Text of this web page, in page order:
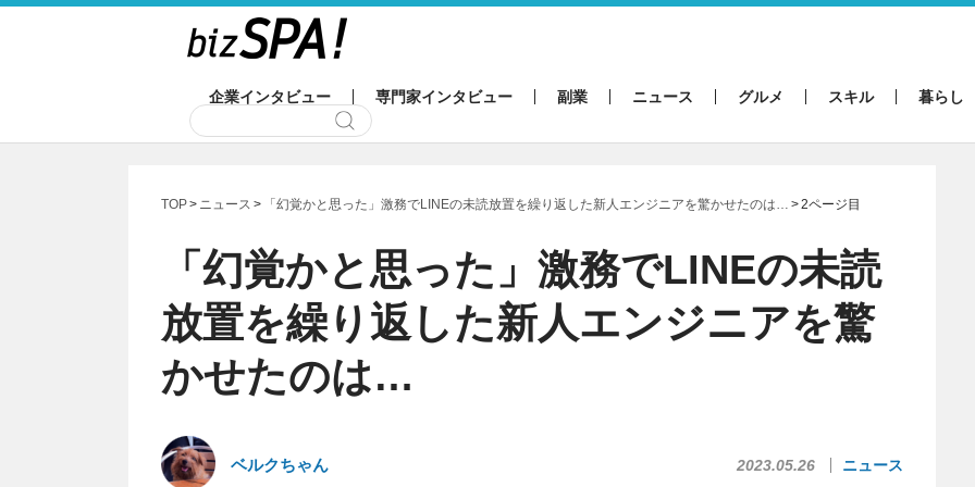
企業インタビュー 専門家インタビュー 副業 ニュース グルメ スキル 暮らし
TOP ニュース 「幻覚かと思った」激務でLINEの未読放置を繰り返した新人エンジニアを驚かせたのは… 2ページ目
「幻覚かと思った」激務でLINEの未読
放置を繰り返した新人エンジニアを驚
かせたのは…
ベルクちゃん 2023.05.26 ニュース